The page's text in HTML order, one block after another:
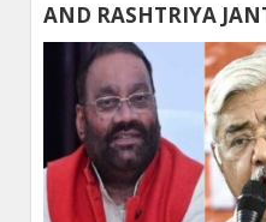
AND RASHTRIYA